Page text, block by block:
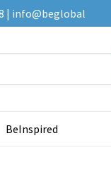
| info@beglobal
BeInspired